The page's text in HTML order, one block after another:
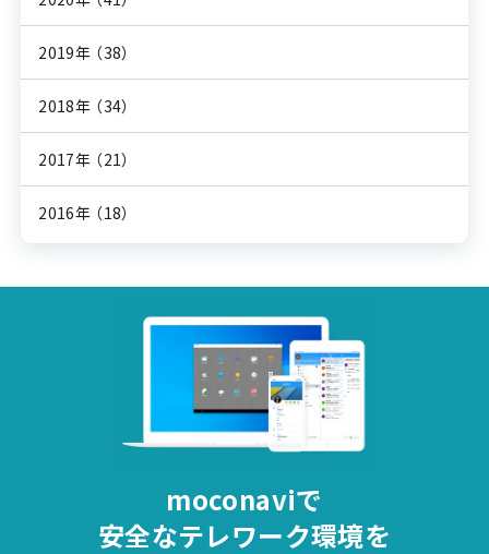
2019年 （38）
2018年 （34）
2017年 （21）
2016年 （18）
moconaviで
安全なテレワーク環境を